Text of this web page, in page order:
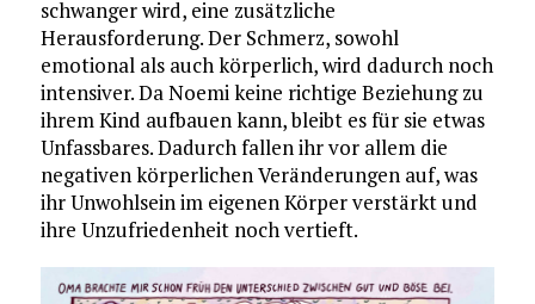
schwanger wird, eine zusätzliche
Herausforderung. Der Schmerz, sowohl
emotional als auch körperlich, wird dadurch noch
intensiver. Da Noemi keine richtige Beziehung zu
ihrem Kind aufbauen kann, bleibt es für sie etwas
Unfassbares. Dadurch fallen ihr vor allem die
negativen körperlichen Veränderungen auf, was
ihr Unwohlsein im eigenen Körper verstärkt und
ihre Unzufriedenheit noch vertieft.